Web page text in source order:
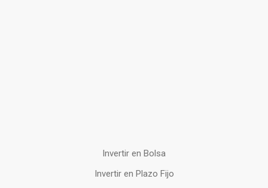
Invertir en Bolsa
Invertir en Plazo Fijo